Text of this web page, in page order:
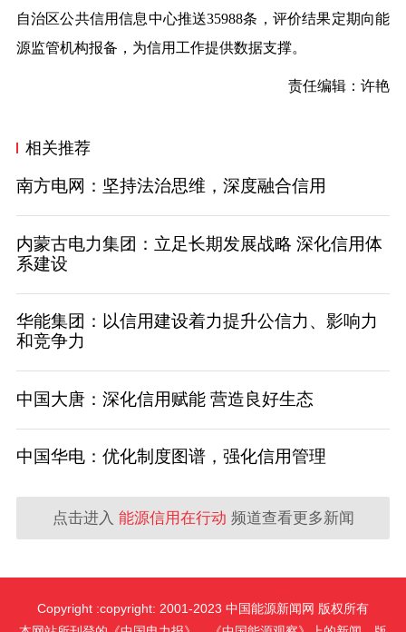
自治区公共信用信息中心推送35988条，评价结果定期向能
源监管机构报备，为信用工作提供数据支撑。
责任编辑：许艳
相关推荐
南方电网：坚持法治思维，深度融合信用
内蒙古电力集团：立足长期发展战略 深化信用体
系建设
华能集团：以信用建设着力提升公信力、影响力
和竞争力
​中国大唐：深化信用赋能 营造良好生态
中国华电：优化制度图谱，强化信用管理
点击进入 能源信用在行动 频道查看更多新闻
Copyright :copyright: 2001-2023 中国能源新闻网 版权所有